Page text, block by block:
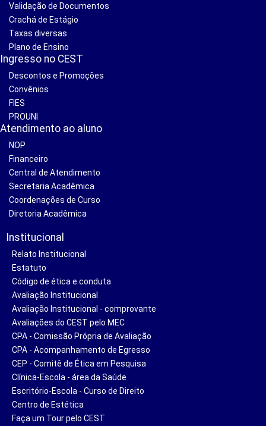
Validação de Documentos
Crachá de Estágio
Taxas diversas
Plano de Ensino
Ingresso no CEST
Descontos e Promoções
Convênios
FIES
PROUNI
Atendimento ao aluno
NOP
Financeiro
Central de Atendimento
Secretaria Acadêmica
Coordenações de Curso
Diretoria Acadêmica
Institucional
Relato Institucional
Estatuto
Código de ética e conduta
Avaliação Institucional
Avaliação Institucional - comprovante
Avaliações do CEST pelo MEC
CPA - Comissão Própria de Avaliação
CPA - Acompanhamento de Egresso
CEP - Comitê de Ética em Pesquisa
Clínica-Escola - área da Saúde
Escritório-Escola - Curso de Direito
Centro de Estética
Faça um Tour pelo CEST